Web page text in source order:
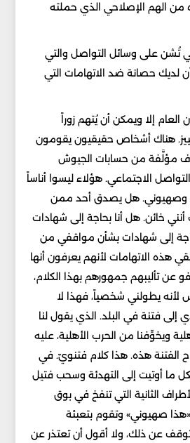
من الهم الإصلاحي الذي حملته
تُشن على وسائل التواصل والتي
لديك حصانة ضد الاتهامات التي
إلا ويمكن أن يُتهم زوراً
هناك أشخاص حقيقيون يقومون
مؤلَّفة من حسابات الجيوش
الاجتماعي. هؤلاء ليسوا أناساً
وصهيوني. هل يصدق أحد ممن
خائن. هل أنا بحاجة إلى شهادات
إلى شهادات بشأن مواقفي من
هذه الاتهامات لأنهم يعرفون أنها
عن تأليبهم جمهورهم بهذا الكلام،
لأنه يطولني شخصياً، فهذا لا
إلى فتنة في البلد. الذي يقول لنا
ويخوِّفنا من الحرب الأهلية، عليه
الفتنة هذه. هذا كلام فتنويّ. في
ما أوتيت إلى التهدئة وسحب فتيل
الثانية التي تنفخ في بوق
صهيوني» وتقوم بتعبئة
عن ذلك، ولا أقول أن تعتذر عن